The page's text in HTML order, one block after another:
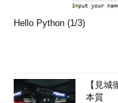
Hello Python (1/3)
【見
本質